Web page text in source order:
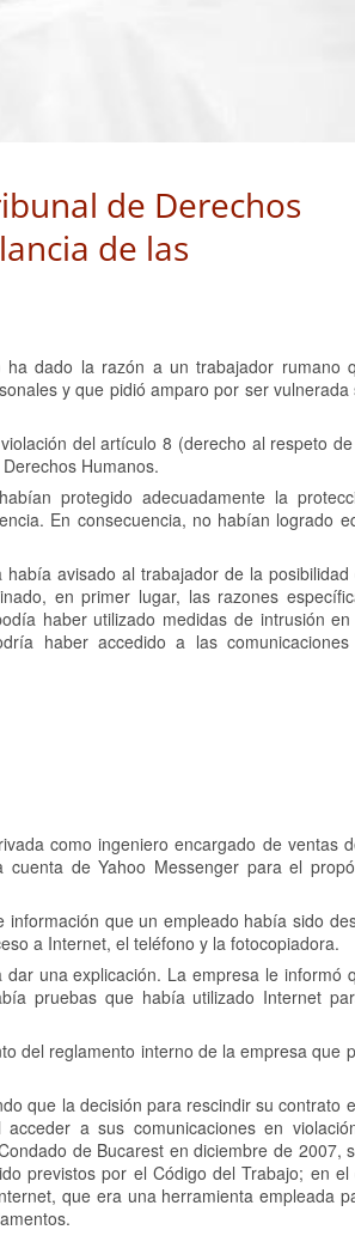
de Derechos
de las
ha dado la razón a un trabajador rumano
y que pidió amparo por ser vulnerada
del artículo 8 (derecho al respeto
Humanos.
protegido adecuadamente la
En consecuencia, no habían logrado
avisado al trabajador de la
en primer lugar, las razones
haber utilizado medidas de intrusión
haber accedido a las
como ingeniero encargado de ventas
de Yahoo Messenger para el
que un empleado había sido
a Internet, el teléfono y la fotocopiadora.
una explicación. La empresa le informó
pruebas que había utilizado Internet
del reglamento interno de la empresa que
que la decisión para rescindir su contrato
a sus comunicaciones en
de Bucarest en diciembre de 2007,
previstos por el Código del Trabajo; en
que era una herramienta empleada